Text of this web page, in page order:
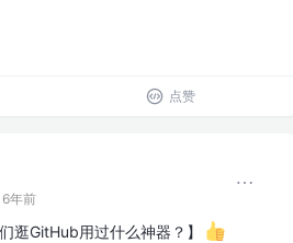
点赞
6年前
逛GitHub用过什么神器？】